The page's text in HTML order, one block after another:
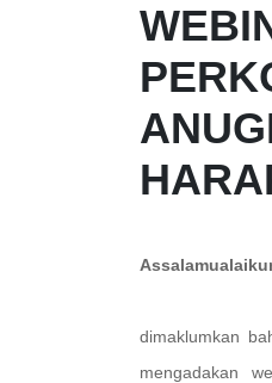
dimaklumkan
mengadakan